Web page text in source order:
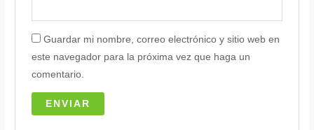
Guardar mi nombre, correo electrónico y sitio web en
este navegador para la próxima vez que haga un
comentario.